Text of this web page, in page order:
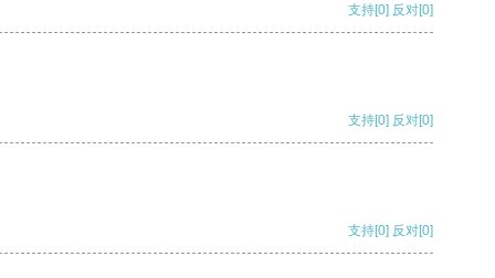
支持[0] 反对[0]
支持[0] 反对[0]
支持[0] 反对[0]